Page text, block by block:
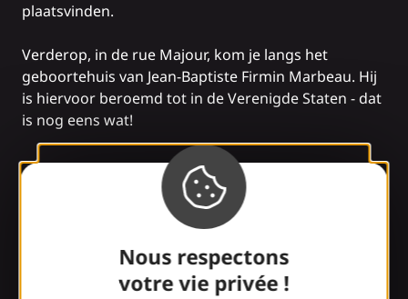
Nous respectons
votre vie privée !
plaatsvinden.
Verderop, in de rue Majour, kom je langs het
geboortehuis van Jean-Baptiste Firmin Marbeau. Hij
is hiervoor beroemd tot in de Verenigde Staten - dat
is nog eens wat!
Het Musée Labenche (16e eeuw) herbergt
prachtige wandtapijten en talrijke kunst- en